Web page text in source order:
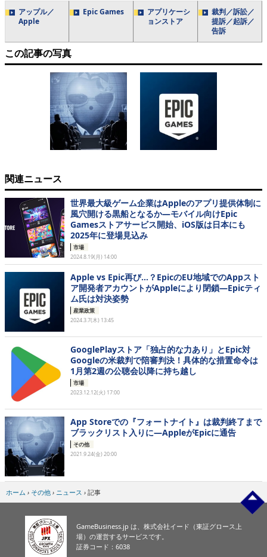
アップル／
Apple
Epic Games
アプリケーシ
ョンストア
裁判／訴訟／
提訴／起訴／
告訴
この記事の写真
関連ニュース
世界最大級ゲーム企業はAppleのアプリ提供体制に
風穴開ける黒船となるか―モバイル向けEpic
Gamesストアサービス開始、iOS版は日本にも
2025年に登場見込み
市場
2024.8.19(月) 14:00
Apple vs Epic再び…？EpicのEU地域でのAppスト
ア開発者アカウントがAppleにより閉鎖―Epicティ
ム氏は対決姿勢
産業政策
2024.3.7(木) 13:45
GooglePlayストア「独占的な力あり」とEpic対
Googleの米裁判で陪審判決！具体的な措置命令は
1月第2週の公聴会以降に持ち越し
市場
2023.12.12(火) 17:00
App Storeでの『フォートナイト』は裁判終了まで
ブラックリスト入りに―AppleがEpicに通告
その他
2021.9.24(金) 20:00
ホーム › その他 › ニュース › 記事
GameBusiness.jp は、株式会社イード（東証グロース上
場）の運営するサービスです。
証券コード：6038